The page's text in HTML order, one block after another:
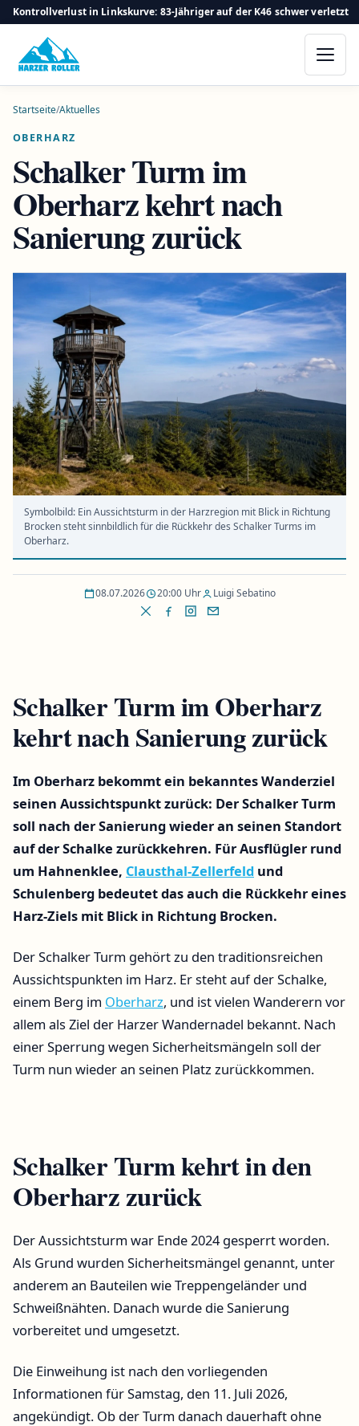
Kontrollverlust in Linkskurve: 83-Jähriger auf der K46 schwer verletzt
Startseite/Aktuelles
OBERHARZ
Schalker Turm im
Oberharz kehrt nach
Sanierung zurück
Symbolbild: Ein Aussichtsturm in der Harzregion mit Blick in Richtung
Brocken steht sinnbildlich für die Rückkehr des Schalker Turms im
Oberharz.
08.07.2026 20:00 Uhr Luigi Sebatino
Schalker Turm im Oberharz
kehrt nach Sanierung zurück
Im Oberharz bekommt ein bekanntes Wanderziel
seinen Aussichtspunkt zurück: Der Schalker Turm
soll nach der Sanierung wieder an seinen Standort
auf der Schalke zurückkehren. Für Ausflügler rund
um Hahnenklee, Clausthal-Zellerfeld und
Schulenberg bedeutet das auch die Rückkehr eines
Harz-Ziels mit Blick in Richtung Brocken.
Der Schalker Turm gehört zu den traditionsreichen
Aussichtspunkten im Harz. Er steht auf der Schalke,
einem Berg im Oberharz, und ist vielen Wanderern vor
allem als Ziel der Harzer Wandernadel bekannt. Nach
einer Sperrung wegen Sicherheitsmängeln soll der
Turm nun wieder an seinen Platz zurückkommen.
Schalker Turm kehrt in den
Oberharz zurück
Der Aussichtsturm war Ende 2024 gesperrt worden.
Als Grund wurden Sicherheitsmängel genannt, unter
anderem an Bauteilen wie Treppengeländer und
Schweißnähten. Danach wurde die Sanierung
vorbereitet und umgesetzt.
Die Einweihung ist nach den vorliegenden
Informationen für Samstag, den 11. Juli 2026,
angekündigt. Ob der Turm danach dauerhaft ohne